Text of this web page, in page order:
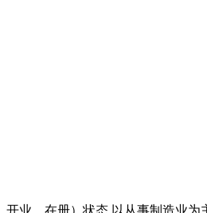
业、在册）状态,以从事制造业为